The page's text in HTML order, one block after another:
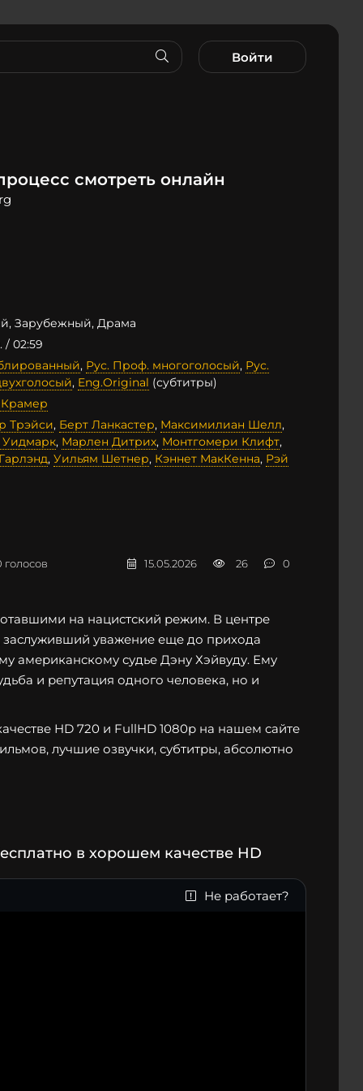
Войти
смотреть онлайн
Зарубежный, Драма
/ 02:59
, Рус. Проф. многоголосый, Рус.
, Eng.Original (субтитры)
Трэйси, Берт Ланкастер, Максимилиан Шелл,
Уидмарк, Марлен Дитрих, Монтгомери Клифт,
, Уильям Шетнер, Кэннет МакКенна, Рэй
голосов 15.05.2026 26 0
на нацистский режим. В центре
заслуживший уважение еще до прихода
американскому судье Дэну Хэйвуду. Ему
и репутация одного человека, но и
HD 720 и FullHD 1080p на нашем сайте
лучшие озвучки, субтитры, абсолютно
в хорошем качестве HD
Не работает?